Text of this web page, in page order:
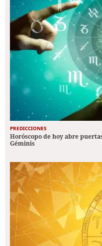
PREDICCIONES
Horóscopo de hoy abre
Géminis